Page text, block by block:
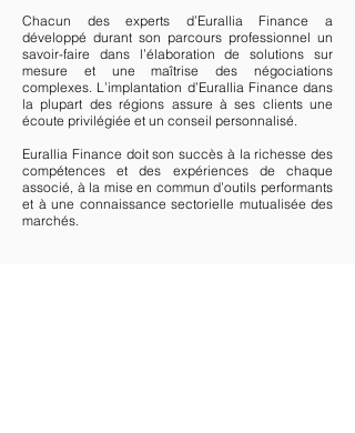
Chacun des experts d’Eurallia Finance a
développé durant son parcours professionnel un
savoir-faire dans l’élaboration de solutions sur
mesure et une maîtrise des négociations
complexes. L’implantation d’Eurallia Finance dans
la plupart des régions assure à ses clients une
écoute privilégiée et un conseil personnalisé.
Eurallia Finance doit son succès à la richesse des
compétences et des expériences de chaque
associé, à la mise en commun d’outils performants
et à une connaissance sectorielle mutualisée des
marchés.